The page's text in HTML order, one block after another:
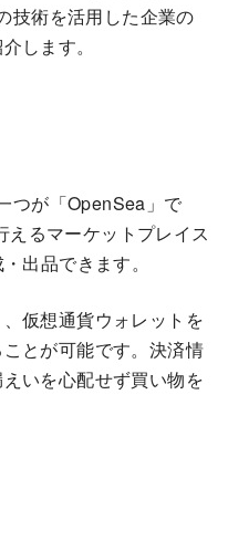
技術を活用した企業の
します。
つが「OpenSea」で
るマーケットプレイス
出品できます。
仮想通貨ウォレットを
とが可能です。決済情
いを心配せず買い物を